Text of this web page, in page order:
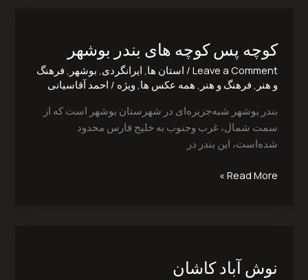
کوچه پس کوچه های بندر بوشهر
Leave a Comment
/ استان ها, ایرانگردی, بوشهر , فرهنگ
و هنر , فرهنگ و هنر , همه عکس ها, ویژه / احمد آقاسیانی
بندر بوشهر شبه‌جزیره‌ای در شهرستان بوشهر است که از
سمت شمال، غرب وجنوب به خلیج فارس محدود
شده‌است، این بندر در
کوچه
های
بندر
Read More »
نوش آباد کاشان
کاشان